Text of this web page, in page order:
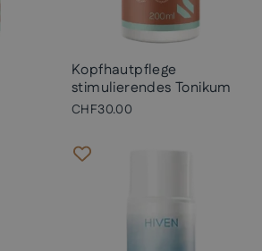
Kopfhautpflege
stimulierendes Tonikum
CHF30.00